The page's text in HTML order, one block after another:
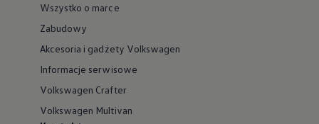
Akcesoria i gadżety Volkswagen
Informacje serwisowe
Volkswagen Crafter
Volkswagen Multivan
Kontakt
Zadzwoń lub napisz do nas